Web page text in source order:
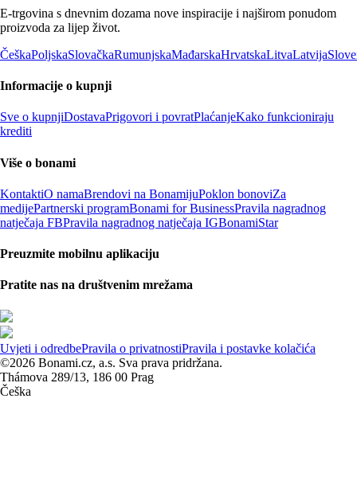
E-trgovina s dnevnim dozama nove inspiracije i najširom ponudom
proizvoda za lijep život.
ČeškaPoljskaSlovačkaRumunjskaMađarskaHrvatskaLitvaLatvija
Informacije o kupnji
Sve o kupnjiDostavaPrigovori i povratPlaćanjeKako funkcioniraju
krediti
Više o bonami
KontaktiO namaBrendovi na BonamijuPoklon bonoviZa
medijePartnerski programBonami for BusinessPravila nagradnog
natječaja FBPravila nagradnog natječaja IGBonamiStar
Preuzmite mobilnu aplikaciju
Pratite nas na društvenim mrežama
Uvjeti i odredbePravila o privatnostiPravila i postavke kolačića
©2026 Bonami.cz, a.s. Sva prava pridržana.
Thámova 289/13, 186 00 Prag
Češka